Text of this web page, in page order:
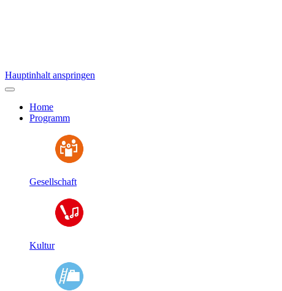
Hauptinhalt anspringen
Home
Programm
Gesellschaft
Kultur